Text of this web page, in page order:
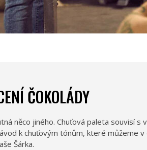
ČOKOLÁDY
něco jiného. Chuťová paleta souvisí
k chuťovým tónům, které můžeme
Šárka.